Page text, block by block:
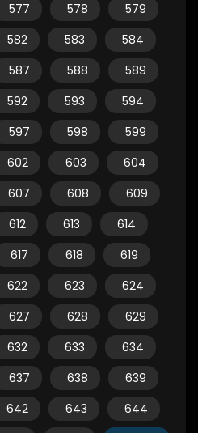
577 578
579
582 583
584
587 588
589
592 593
594
597 598
599
602 603
604
607 608
609
612 613
614
617 618
619
622 623
624
627 628
629
632 633
634
637 638
639
642 643
644